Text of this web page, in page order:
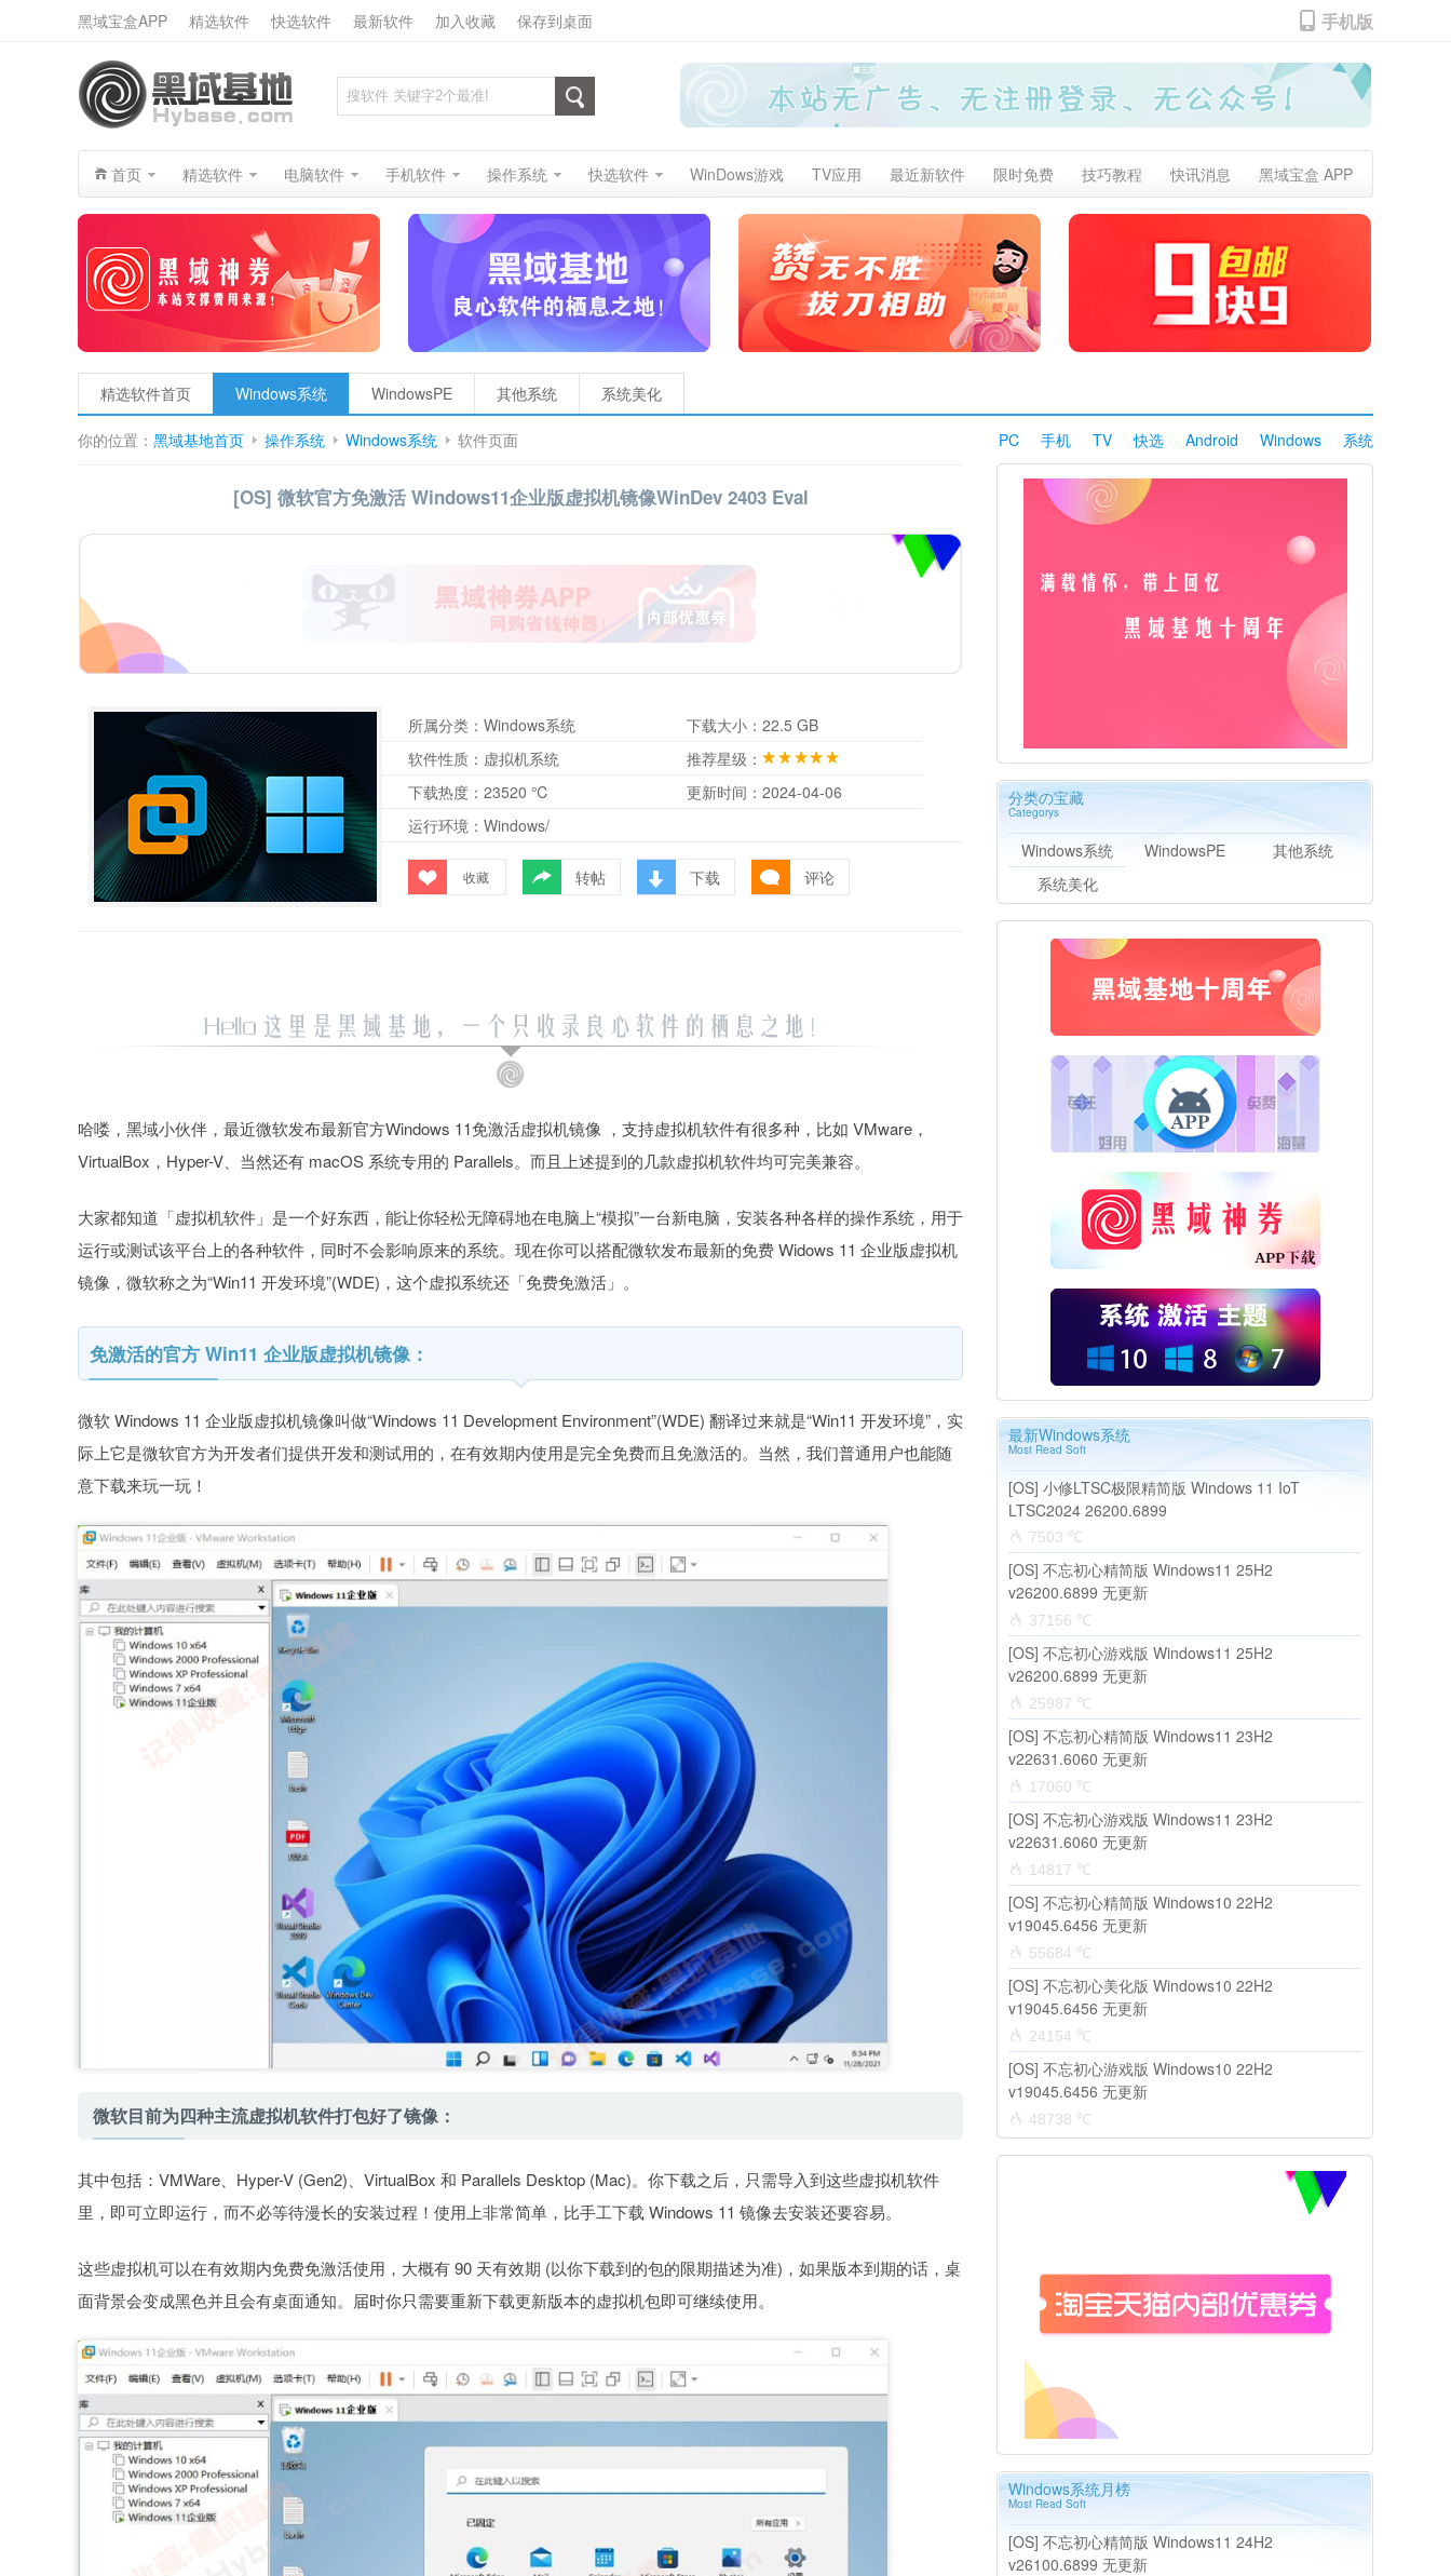
黑域宝盒APP 精选软件 快选软件 最新软件 加入收藏 保存到桌面 手机版
首页 精选软件 电脑软件 手机软件 操作系统 快选软件 WinDows游戏 TV应用 最近新软件 限时免费 技巧教程 快讯消息 黑域宝盒 APP
精选软件首页 Windows系统 WindowsPE 其他系统 系统美化
你的位置： 黑域基地首页 操作系统 Windows系统 软件页面 PC 手机 TV 快选 Android Windows 系统
[OS] 微软官方免激活 Windows11企业版虚拟机镜像WinDev 2403 Eval
所属分类： Windows系统 下载大小： 22.5 GB
软件性质： 虚拟机系统
推荐星级：
下载热度： 23520 ℃ 更新时间： 2024-04-06
运行环境： Windows/
收藏 转帖 下载 评论
哈喽，黑域小伙伴，最近微软发布最新官方Windows 11免激活虚拟机镜像 ，支持虚拟机软件有很多种，比如 VMware，
VirtualBox，Hyper-V、当然还有 macOS 系统专用的 Parallels。而且上述提到的几款虚拟机软件均可完美兼容。
大家都知道「虚拟机软件」是一个好东西，能让你轻松无障碍地在电脑上“模拟”一台新电脑，安装各种各样的操作系统，用于
运行或测试该平台上的各种软件，同时不会影响原来的系统。现在你可以搭配微软发布最新的免费 Widows 11 企业版虚拟机
镜像，微软称之为“Win11 开发环境”(WDE)，这个虚拟系统还「免费免激活」。
免激活的官方 Win11 企业版虚拟机镜像：
微软 Windows 11 企业版虚拟机镜像叫做“Windows 11 Development Environment”(WDE) 翻译过来就是“Win11 开发环境”，实
际上它是微软官方为开发者们提供开发和测试用的，在有效期内使用是完全免费而且免激活的。当然，我们普通用户也能随
意下载来玩一玩！
微软目前为四种主流虚拟机软件打包好了镜像：
其中包括：VMWare、Hyper-V (Gen2)、VirtualBox 和 Parallels Desktop (Mac)。你下载之后，只需导入到这些虚拟机软件
里，即可立即运行，而不必等待漫长的安装过程！使用上非常简单，比手工下载 Windows 11 镜像去安装还要容易。
这些虚拟机可以在有效期内免费免激活使用，大概有 90 天有效期 (以你下载到的包的限期描述为准)，如果版本到期的话，桌
面背景会变成黑色并且会有桌面通知。届时你只需要重新下载更新版本的虚拟机包即可继续使用。
分类の宝藏
Categorys
Windows系统 WindowsPE
其他系统
系统美化
最新Windows系统
Most Read Soft
[OS] 小修LTSC极限精简版 Windows 11 IoT
LTSC2024 26200.6899
7503 ℃
[OS] 不忘初心精简版 Windows11 25H2
v26200.6899 无更新
37156 ℃
[OS] 不忘初心游戏版 Windows11 25H2
v26200.6899 无更新
25987 ℃
[OS] 不忘初心精简版 Windows11 23H2
v22631.6060 无更新
17060 ℃
[OS] 不忘初心游戏版 Windows11 23H2
v22631.6060 无更新
14817 ℃
[OS] 不忘初心精简版 Windows10 22H2
v19045.6456 无更新
55684 ℃
[OS] 不忘初心美化版 Windows10 22H2
v19045.6456 无更新
24154 ℃
[OS] 不忘初心游戏版 Windows10 22H2
v19045.6456 无更新
48738 ℃
Windows系统月榜
Most Read Soft
[OS] 不忘初心精简版 Windows11 24H2
v26100.6899 无更新